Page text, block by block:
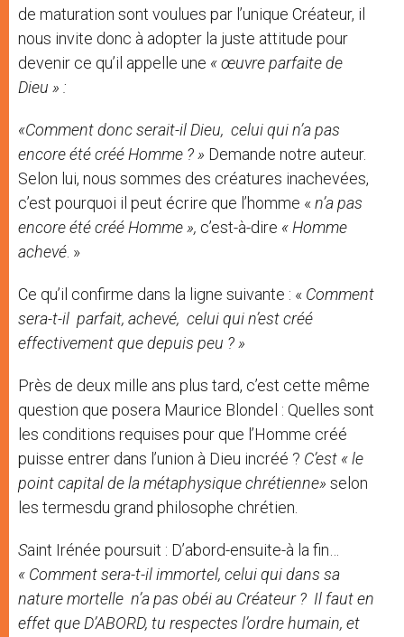
de maturation sont voulues par l’unique Créateur, il
nous invite donc à adopter la juste attitude pour
devenir ce qu’il appelle une « œuvre parfaite de
Dieu » :
«Comment donc serait-il Dieu, celui qui n’a pas
encore été créé Homme ? » Demande notre auteur.
Selon lui, nous sommes des créatures inachevées,
c’est pourquoi il peut écrire que l’homme « n’a pas
encore été créé Homme », c’est-à-dire « Homme
achevé . »
Ce qu’il confirme dans la ligne suivante : « Comment
sera-t-il parfait, achevé, celui qui n’est créé
effectivement que depuis peu ? »
Près de deux mille ans plus tard, c’est cette même
question que posera Maurice Blondel : Quelles sont
les conditions requises pour que l’Homme créé
puisse entrer dans l’union à Dieu incréé ? C’est « le
point capital de la métaphysique chrétienne» selon
les termesdu grand philosophe chrétien.
Saint Irénée poursuit : D’abord-ensuite-à la fin…
« Comment sera-t-il immortel, celui qui dans sa
nature mortelle n’a pas obéi au Créateur ? Il faut en
effet que D’ABORD, tu respectes l’ordre humain, et